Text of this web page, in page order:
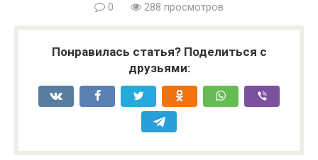
0 288 просмотров
Понравилась статья? Поделиться с
друзьями: